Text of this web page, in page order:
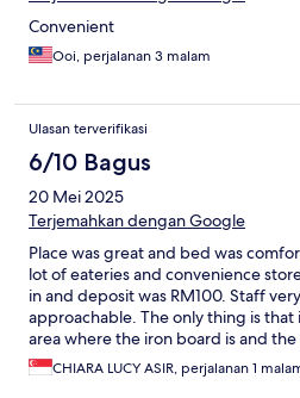
Convenient
Ooi, perjalanan 3 malam
Ulasan terverifikasi
6/10 Bagus
20 Mei 2025
Terjemahkan dengan Google
Place was great and bed was
lot of eateries and convenience
in and deposit was RM100. Staff
approachable. The only thing is
area where the iron board is and
dusty. I feel the hotel can improve
Will definitely stay again.
CHIARA LUCY ASIR, perjalanan 1